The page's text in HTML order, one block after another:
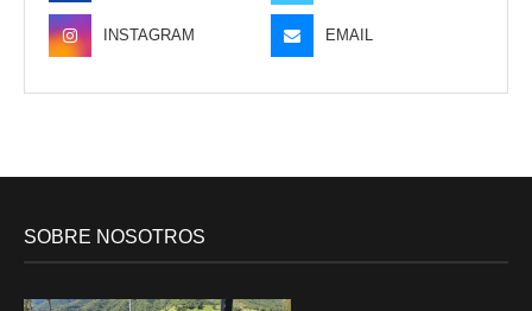
INSTAGRAM EMAIL
SOBRE NOSOTROS